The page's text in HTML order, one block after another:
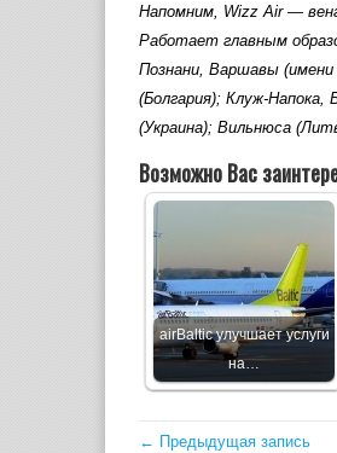
Напомним, Wizz Air —
Работает главным
Познани, Варшавы
(Болгария); Клуж-
(Украина); Вильнюса
Возможно Вас
airBaltic улучшает услуги
на…
← Предыдущая запись